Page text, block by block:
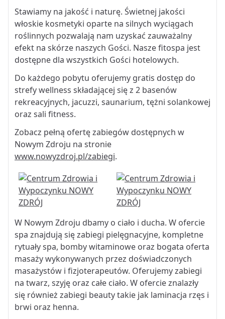
Stawiamy na jakość i naturę. Świetnej jakości
włoskie kosmetyki oparte na silnych wyciągach
roślinnych pozwalają nam uzyskać zauważalny
efekt na skórze naszych Gości. Nasze fitospa jest
dostępne dla wszystkich Gości hotelowych.
Do każdego pobytu oferujemy gratis dostęp do
strefy wellness składającej się z 2 basenów
rekreacyjnych, jacuzzi, saunarium, tężni solankowej
oraz sali fitness.
Zobacz pełną ofertę zabiegów dostępnych w
Nowym Zdroju na stronie
www.nowyzdroj.pl/zabiegi.
W Nowym Zdroju dbamy o ciało i ducha. W ofercie
spa znajdują się zabiegi pielęgnacyjne, kompletne
rytuały spa, bomby witaminowe oraz bogata oferta
masaży wykonywanych przez doświadczonych
masażystów i fizjoterapeutów. Oferujemy zabiegi
na twarz, szyję oraz całe ciało. W ofercie znalazły
się również zabiegi beauty takie jak laminacja rzęs i
brwi oraz henna.